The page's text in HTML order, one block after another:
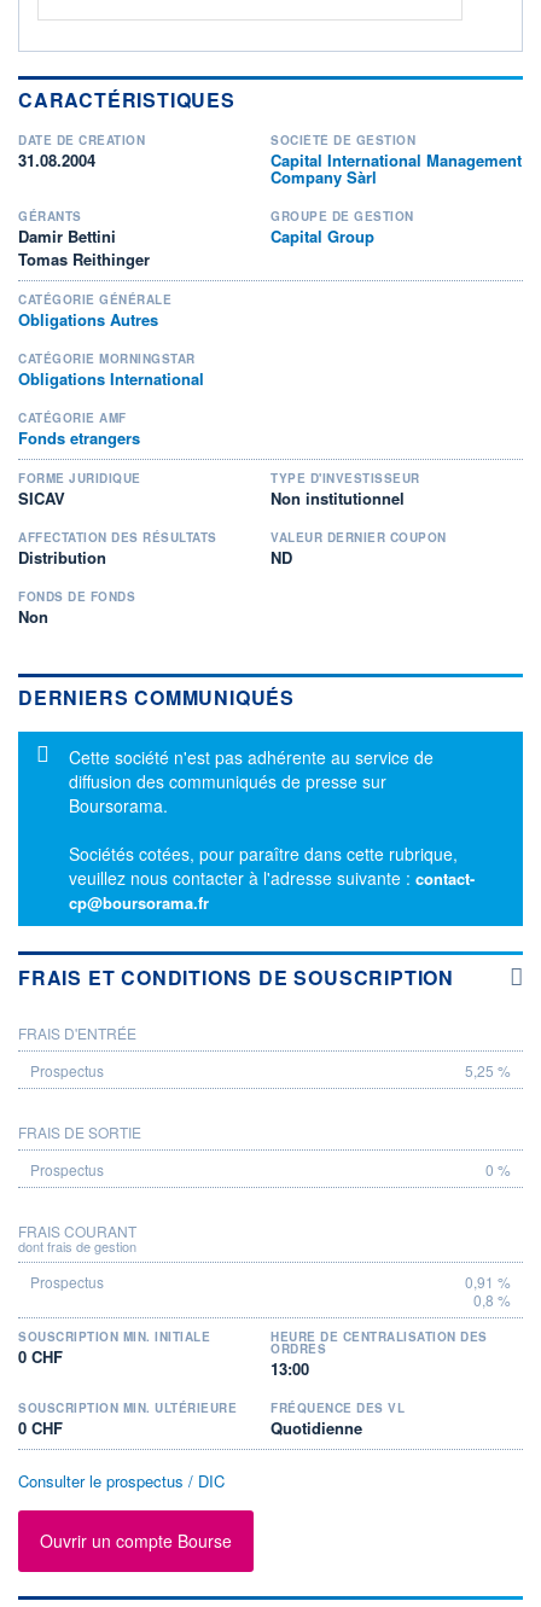
CARACTÉRISTIQUES
DATE DE CRÉATION
31.08.2004
SOCIÉTÉ DE GESTION
Capital International Management
Company Sàrl
GÉRANTS
Damir Bettini
Tomas Reithinger
GROUPE DE GESTION
Capital Group
CATÉGORIE GÉNÉRALE
Obligations Autres
CATÉGORIE MORNINGSTAR
Obligations International
CATÉGORIE AMF
Fonds etrangers
FORME JURIDIQUE
SICAV
TYPE D'INVESTISSEUR
Non institutionnel
AFFECTATION DES RÉSULTATS
Distribution
VALEUR DERNIER COUPON
ND
FONDS DE FONDS
Non
DERNIERS COMMUNIQUÉS
Message d'information
Cette société n'est pas adhérente au service de
diffusion des communiqués de presse sur
Boursorama.
Sociétés cotées, pour paraître dans cette rubrique,
veuillez nous contacter à l'adresse suivante : contact-
cp@boursorama.fr
FRAIS ET CONDITIONS DE SOUSCRIPTION
PROSPECTUS
FRAIS D'ENTRÉE
5,25 %
FRAIS DE SORTIE
0 %
FRAIS COURANT
dont frais de gestion
0,91 %
0,8 %
SOUSCRIPTION MIN. INITIALE
0 CHF
HEURE DE CENTRALISATION DES
ORDRES
13:00
SOUSCRIPTION MIN. ULTÉRIEURE
0 CHF
FRÉQUENCE DES VL
Quotidienne
Consulter le prospectus / DIC
Ouvrir un compte Bourse